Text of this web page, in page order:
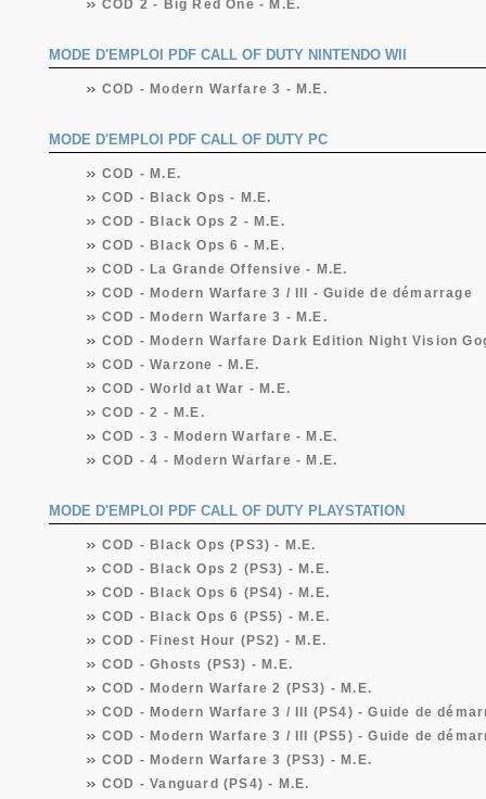
COD 2 - Big Red One - M.E.
MODE D'EMPLOI PDF CALL OF DUTY NINTENDO WII
COD - Modern Warfare 3 - M.E.
MODE D'EMPLOI PDF CALL OF DUTY PC
COD - M.E.
COD - Black Ops - M.E.
COD - Black Ops 2 - M.E.
COD - Black Ops 6 - M.E.
COD - La Grande Offensive - M.E.
COD - Modern Warfare 3 / III - Guide de démarrage
COD - Modern Warfare 3 - M.E.
COD - Modern Warfare Dark Edition Night Vision
COD - Warzone - M.E.
COD - World at War - M.E.
COD - 2 - M.E.
COD - 3 - Modern Warfare - M.E.
COD - 4 - Modern Warfare - M.E.
MODE D'EMPLOI PDF CALL OF DUTY PLAYSTATION
COD - Black Ops (PS3) - M.E.
COD - Black Ops 2 (PS3) - M.E.
COD - Black Ops 6 (PS4) - M.E.
COD - Black Ops 6 (PS5) - M.E.
COD - Finest Hour (PS2) - M.E.
COD - Ghosts (PS3) - M.E.
COD - Modern Warfare 2 (PS3) - M.E.
COD - Modern Warfare 3 / III (PS4) - Guide de
COD - Modern Warfare 3 / III (PS5) - Guide de
COD - Modern Warfare 3 (PS3) - M.E.
COD - Vanguard (PS4) - M.E.